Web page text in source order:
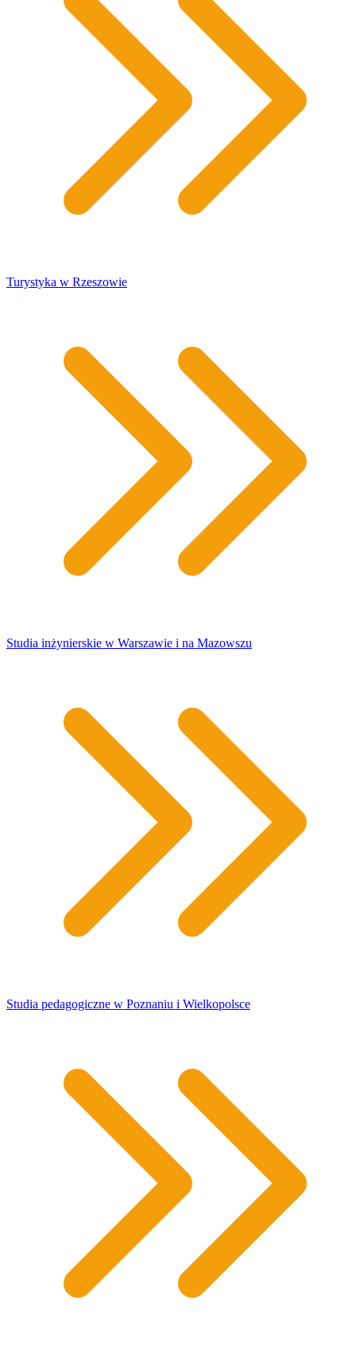
Turystyka w Rzeszowie
Studia inżynierskie w Warszawie i na Mazowszu
Studia pedagogiczne w Poznaniu i Wielkopolsce